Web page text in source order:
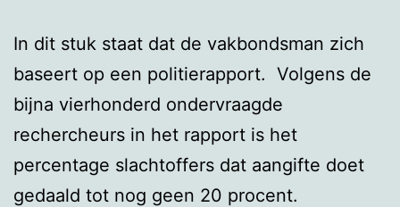
In dit stuk staat dat de vakbondsman zich
baseert op een politierapport. Volgens de
bijna vierhonderd ondervraagde
rechercheurs in het rapport is het
percentage slachtoffers dat aangifte doet
gedaald tot nog geen 20 procent.